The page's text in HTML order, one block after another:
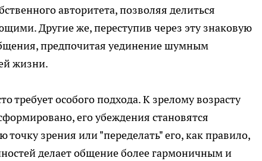
авторитета, позволяя делиться
Другие же, переступив через эту знаковую
предпочитая уединение шумным
жизни.
требует особого подхода. К зрелому возрасту
его убеждения становятся
зрения или "переделать" его, как правило,
делает общение более гармоничным и